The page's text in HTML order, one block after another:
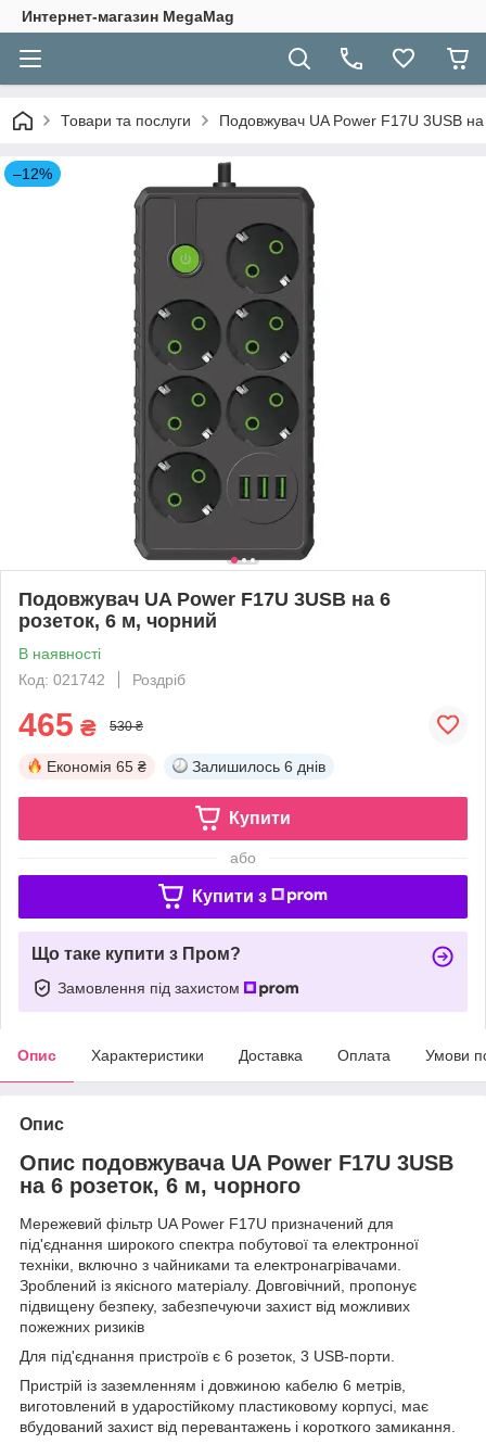
Интернет-магазин MegaMag
Товари та послуги Подовжувач UA Power F17U 3USB
–12%
Подовжувач UA Power F17U 3USB на 6
розеток, 6 м, чорний
В наявності
Код: 021742
Роздріб
465 ₴ 530 ₴
Економія 65 ₴ Залишилось 6 днів
Купити
або
Купити з
Що таке купити з Пром?
Замовлення під захистом
Опис Характеристики Доставка Оплата Умови
Опис
Опис подовжувача UA Power F17U 3USB
на 6 розеток, 6 м, чорного
Мережевий фільтр UA Power F17U призначений для
під'єднання широкого спектра побутової та електронної
техніки, включно з чайниками та електронагрівачами.
Зроблений із якісного матеріалу. Довговічний, пропонує
підвищену безпеку, забезпечуючи захист від можливих
пожежних ризиків
Для під'єднання пристроїв є 6 розеток, 3 USB-порти.
Пристрій із заземленням і довжиною кабелю 6 метрів,
виготовлений в ударостійкому пластиковому корпусі, має
вбудований захист від перевантажень і короткого замикання.